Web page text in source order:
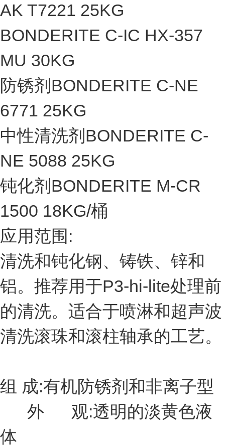
AK T7221 25KG
BONDERITE C-IC HX-357
MU 30KG
防锈剂BONDERITE C-NE
6771 25KG
中性清洗剂BONDERITE C-
NE 5088 25KG
钝化剂BONDERITE M-CR
1500 18KG/桶
应用范围:
清洗和钝化钢、铸铁、锌和
铝。推荐用于P3-hi-lite处理前
的清洗。适合于喷淋和超声波
清洗滚珠和滚柱轴承的工艺。
组 成:有机防锈剂和非离子型
外 观:透明的淡黄色液
体